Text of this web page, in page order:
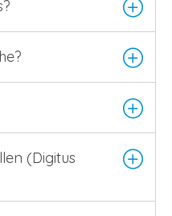
(Digitus